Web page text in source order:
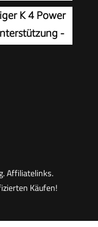
25 m²/h. Mit
Vario
K 4 Power
-
Affiliatelinks.
Käufen!